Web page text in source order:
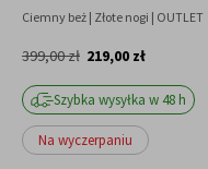
Ciemny beż | Złote nogi | OUTLET
219,00 zł
399,00 zł
Szybka wysyłka w 48 h
Na wyczerpaniu